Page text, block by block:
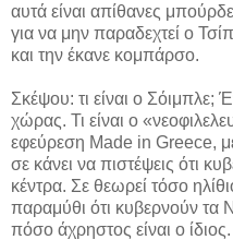
αυτά είναι απίθανες
για να μην παραδεχτεί ο
και την έκανε κομπάρσο.
Σκέψου: τι είναι ο Σόιμπλε;
χώρας. Τι είναι ο
εφεύρεση Made in Greece,
σε κάνει να πιστέψεις ότι
κέντρα. Σε θεωρεί τόσο
παραμύθι ότι κυβερνούν τα
πόσο άχρηστος είναι ο ίδιος.